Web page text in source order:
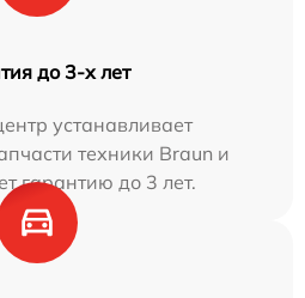
до 3-х лет
устанавливает
техники Braun и
гарантию до 3 лет.